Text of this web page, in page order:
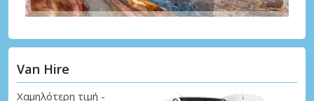
Van Hire
Χαμηλότερη τιμή -